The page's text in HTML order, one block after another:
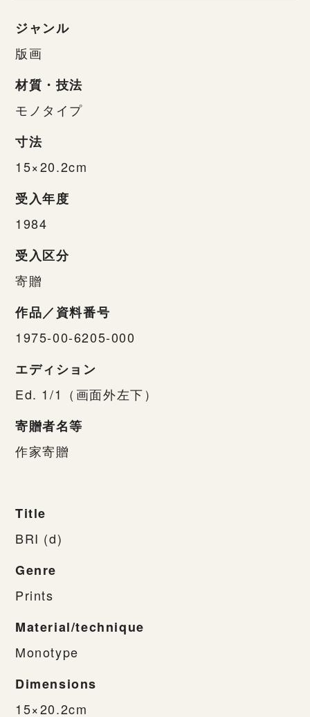
ジャンル
版画
材質・技法
モノタイプ
寸法
15×20.2cm
受入年度
1984
受入区分
寄贈
作品／資料番号
1975-00-6205-000
エディション
Ed. 1/1（画面外左下）
寄贈者名等
作家寄贈
Title
BRI (d)
Genre
Prints
Material/technique
Monotype
Dimensions
15×20.2cm